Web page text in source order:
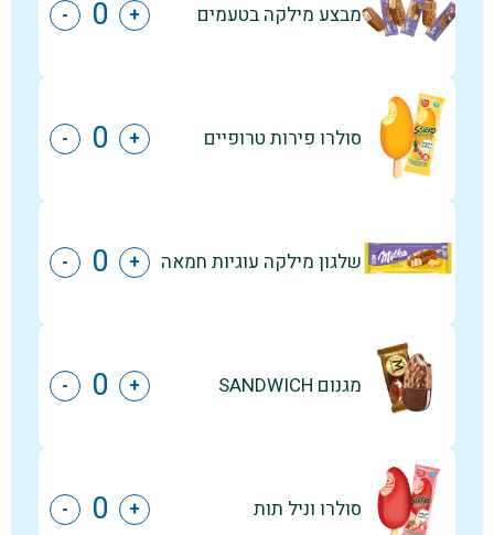
מבצע מילקה בטעמים +
-
סולרו פירות טרופיים +
-
שלגון מילקה עוגיות חמאה +
-
מגנום SANDWICH +
-
סולרו וניל תות +
-